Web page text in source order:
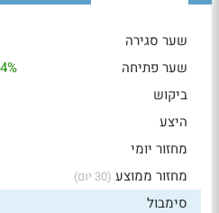
שער סגירה
שער פתיחה
ביקוש
היצע
מחזור יומי
מחזור ממוצע (30 יום)
סימבול